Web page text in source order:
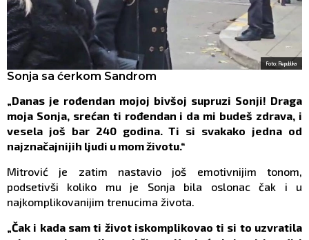
Foto: Republika
Sonja sa ćerkom Sandrom
„Danas je rođendan mojoj bivšoj supruzi Sonji! Draga
moja Sonja, srećan ti rođendan i da mi budeš zdrava, i
vesela još bar 240 godina. Ti si svakako jedna od
najznačajnijih ljudi u mom životu.“
Mitrović je zatim nastavio još emotivnijim tonom,
podsetivši koliko mu je Sonja bila oslonac čak i u
najkomplikovanijim trenucima života.
„Čak i kada sam ti život iskomplikovao ti si to uzvratila